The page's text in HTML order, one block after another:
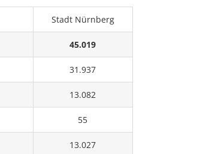
Stadt Nürnberg
45.019
31.937
13.082
55
13.027